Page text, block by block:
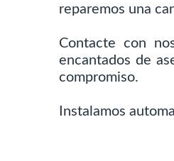
reparemos una
Contacte con
encantados de
compromiso.
Instalamos